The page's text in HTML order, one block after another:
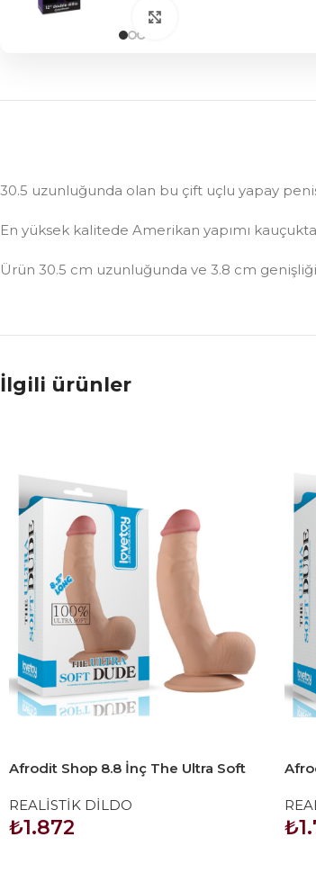
30.5 uzunluğunda olan bu çift uçlu yapay
En yüksek kalitede Amerikan yapımı
Ürün 30.5 cm uzunluğunda ve 3.8 cm
İlgili ürünler
Afrodit Shop 8.8 İnç The Ultra Soft
REALİSTİK DİLDO
₺1.872 ₺